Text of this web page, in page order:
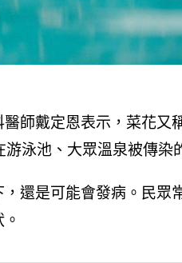
師戴定恩表示，菜花又
泳池、大眾溫泉被傳染
還是可能會發病。民眾